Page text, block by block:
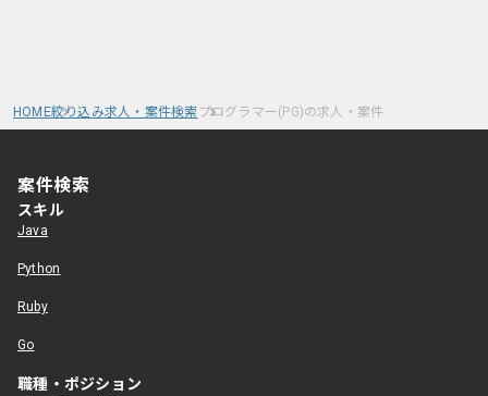
HOME絞り込み求人・案件検索プログラマー(PG)の求人・案件
案件検索
スキル
Java
Python
Ruby
Go
職種・ポジション